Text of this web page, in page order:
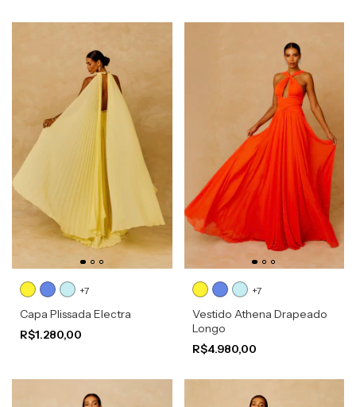
+7
Capa Plissada Electra
R$1.280,00
+7
Vestido Athena Drapeado
Longo
R$4.980,00